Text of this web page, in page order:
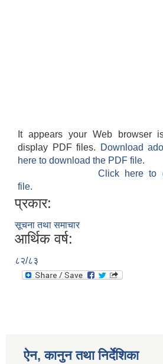
It appears your Web browser
display PDF files.
Download
here to download the PDF file.
Click here to
file.
प्रकार:
सूचना तथा समाचार
आर्थिक वर्ष:
८२/८३
ऐन, कानुन तथा निर्देशिका